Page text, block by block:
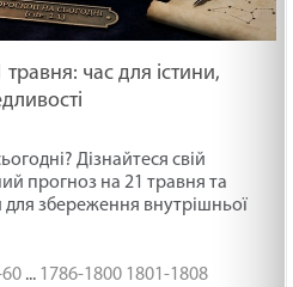
час для істини,
Дізнайтеся свій
прогноз на 21 травня та
збереження внутрішньої
... 1786-1800 1801-1808